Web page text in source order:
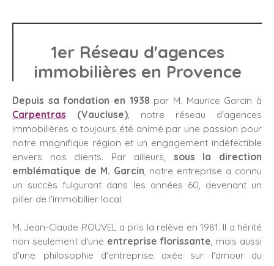
1er Réseau d'agences
immobilières en Provence
Depuis sa fondation en 1938 par M. Maurice Garcin à
Carpentras (Vaucluse), notre réseau d'agences
immobilières a toujours été animé par une passion pour
notre magnifique région et un engagement indéfectible
envers nos clients. Par ailleurs, sous la direction
emblématique de M. Garcin, notre entreprise a connu
un succès fulgurant dans les années 60, devenant un
pilier de l'immobilier local.
M. Jean-Claude ROUVEL a pris la relève en 1981. Il a hérité
non seulement d'une entreprise florissante, mais aussi
d'une philosophie d'entreprise axée sur l'amour du